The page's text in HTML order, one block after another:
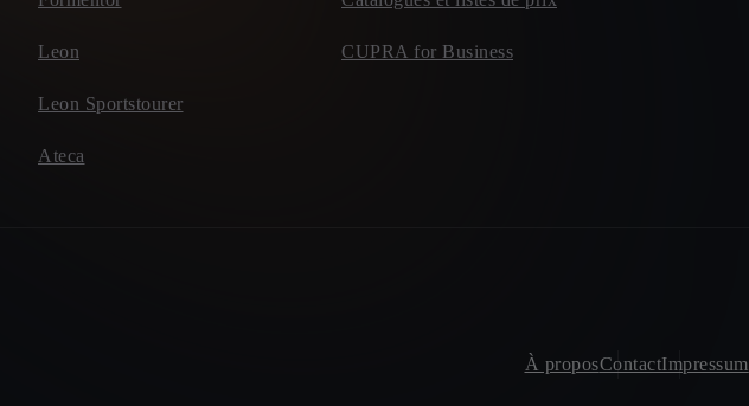
Leon
Leon Sportstourer
Ateca
CUPRA for Business
À proposContactImpressum